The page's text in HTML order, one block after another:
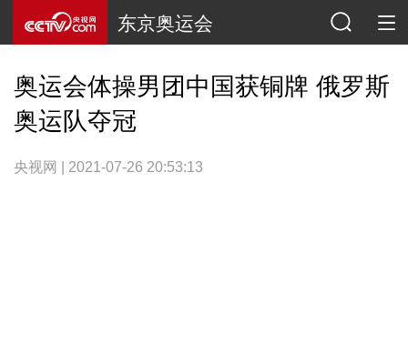
东京奥运会
奥运会体操男团中国获铜牌 俄罗斯
奥运队夺冠
央视网 | 2021-07-26 20:53:13